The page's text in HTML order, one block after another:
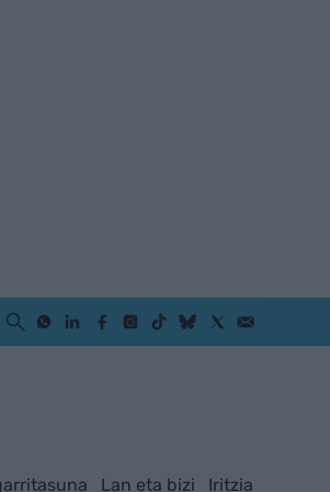
Lan eta bizi Iritzia